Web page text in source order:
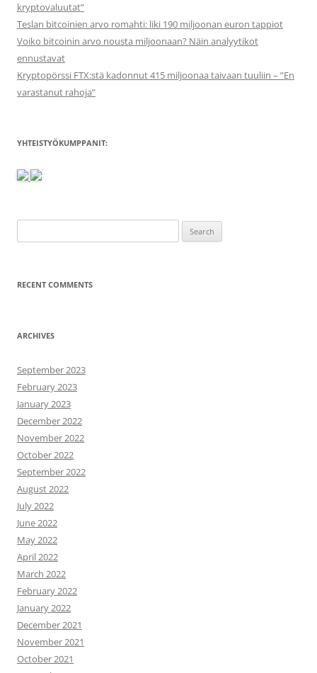
kryptovaluutat”
Teslan bitcoinien arvo romahti: liki 190 miljoonan euron tappiot
Voiko bitcoinin arvo nousta miljoonaan? Näin analyytikot
ennustavat
Kryptopörssi FTX:stä kadonnut 415 miljoonaa taivaan tuuliin – ”En
varastanut rahoja”
YHTEISTYÖKUMPPANIT:
for:
RECENT COMMENTS
ARCHIVES
September 2023
February 2023
January 2023
December 2022
November 2022
October 2022
September 2022
August 2022
July 2022
June 2022
May 2022
April 2022
March 2022
February 2022
January 2022
December 2021
November 2021
October 2021